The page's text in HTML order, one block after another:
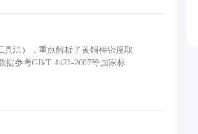
法），重点解析了黄铜棒密度取
据参考GB/T 4423-2007等国家标